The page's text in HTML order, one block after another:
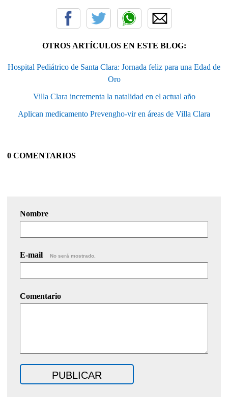
OTROS ARTÍCULOS EN ESTE BLOG:
Hospital Pediátrico de Santa Clara: Jornada feliz para una Edad de
Oro
Villa Clara incrementa la natalidad en el actual año
Aplican medicamento Prevengho-vir en áreas de Villa Clara
0 COMENTARIOS
Nombre
E-mail No será mostrado.
Comentario